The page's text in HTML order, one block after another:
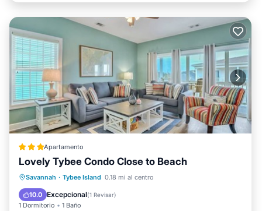
Apartamento
Lovely Tybee Condo Close to Beach
Savannah · Tybee Island 0.18 mi al centro
10.0 Excepcional(1 Revisar)
1 Dormitorio 1 Baño
Aparcamiento
Balcón/Terraza
Cocina
Aire acondicionado